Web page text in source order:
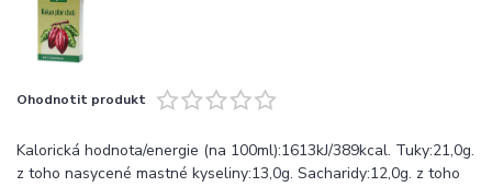
Ohodnotit produkt
Kalorická hodnota/energie (na 100ml):1613kJ/389kcal. Tuky:21,0g.
z toho nasycené mastné kyseliny:13,0g. Sacharidy:12,0g. z toho